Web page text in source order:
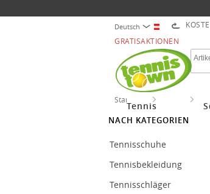
Deutsch
GRATISAKTIONEN
Tennis
Startseite
NACH KATEGORIEN
Tennisschuhe
Tennisbekleidung
Tennisschläger